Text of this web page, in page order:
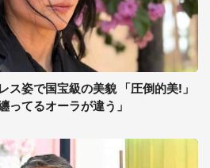
ス姿で国宝級の美貌 「圧倒的美!」
ってるオーラが違う」